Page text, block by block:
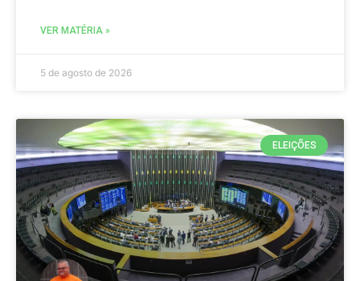
VER MATÉRIA »
5 de agosto de 2026
ELEIÇÕES